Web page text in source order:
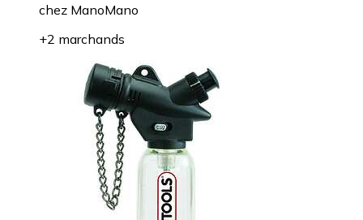
chez ManoMano
+2 marchands